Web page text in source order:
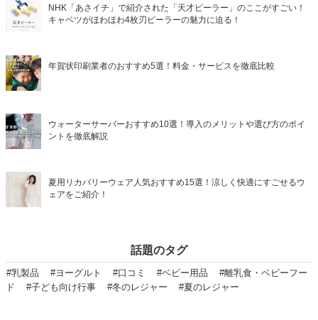
NHK「あさイチ」で紹介された「天才ピーラー」のここがすごい！
キャベツがほわほわ4枚刃ピーラーの魅力に迫る！
年賀状印刷業者のおすすめ5選！料金・サービスを徹底比較
ウォーターサーバーおすすめ10選！導入のメリットや選び方のポイ
ントを徹底解説
夏用リカバリーウェア人気おすすめ15選！涼しく快適にすごせるウ
ェアをご紹介！
話題のタグ
#乳製品 #ヨーグルト #口コミ #ベビー用品
#離乳食・ベビーフー
ド
#子ども向け行事 #冬のレジャー #夏のレジャー